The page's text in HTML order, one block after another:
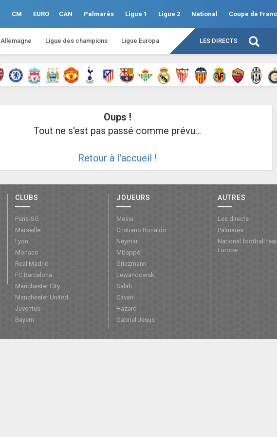
CM EURO CAN Palmarès Ligue 1 Ligue 2 National Coupe de
Allemagne Ligue des champions Ligue Europa LES DIRECTS
Oups !
Tout ne s'est pas passé comme prévu...
Retour à l'accueil !
CLUBS
Paris-SG
Marseille
Lyon
Monaco
Real Madrid
FC Barcelona
Manchester City
Manchester United
Juventus
Bayern
JOUEURS
Messi
Cristiano Ronaldo
Neymar
Mbappé
Griezmann
Lewandowski
Salah
Cavani
Hazard
Gabriel Jesus
AUTRES
Les directs
Palmarès
National football
Europe